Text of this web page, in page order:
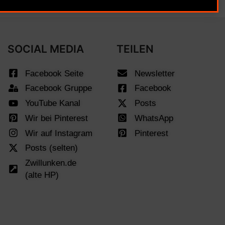
SOCIAL MEDIA
Facebook Seite
Facebook Gruppe
YouTube Kanal
Wir bei Pinterest
Wir auf Instagram
Posts (selten)
Zwillunken.de
(alte HP)
TEILEN
Newsletter
Facebook
Posts
WhatsApp
Pinterest